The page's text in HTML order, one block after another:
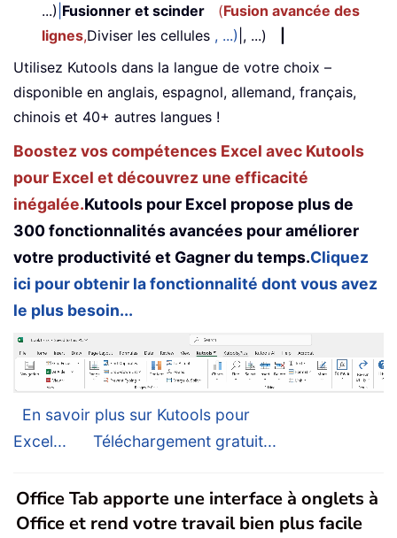
...) Fusionner et scinder (Fusion avancée des
lignes,Diviser les cellules , ...) |, ...)
Utilisez Kutools dans la langue de votre choix –
disponible en anglais, espagnol, allemand, français,
chinois et 40+ autres langues !
Boostez vos compétences Excel avec Kutools
pour Excel et découvrez une efficacité
inégalée.Kutools pour Excel propose plus de
300 fonctionnalités avancées pour améliorer
votre productivité et Gagner du temps.Cliquez
ici pour obtenir la fonctionnalité dont vous avez
le plus besoin...
En savoir plus sur Kutools pour
Excel...
Téléchargement gratuit...
Office Tab apporte une interface à onglets à
Office et rend votre travail bien plus facile